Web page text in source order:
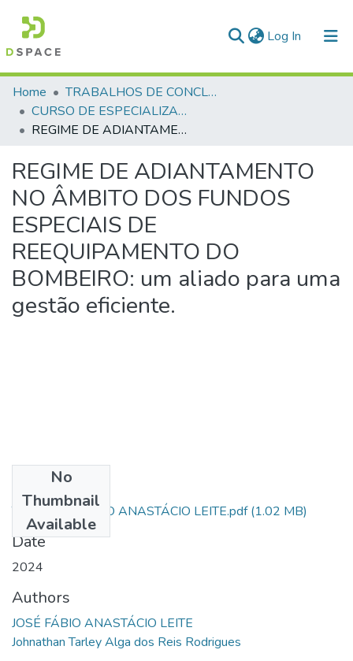
Log In (current)
Communities & Collections
All of DSpace
Home
TRABALHOS DE CONCLUSÃO DE CURSO - CEGESP (CURSO DE ESPECIALIZAÇÃO EM GERENCIAMENTO EM SEGURANÇA PÚBLICA)
CURSO DE ESPECIALIZAÇÃO EM GERENCIAMENTO EM SEGURANÇA PÚBLICA - CEGESP - 2024
REGIME DE ADIANTAMENTO NO ÂMBITO DOS FUNDOS ESPECIAIS DE REEQUIPAMENTO DO BOMBEIRO: um aliado para uma gestão eficiente.
REGIME DE ADIANTAMENTO
NO ÂMBITO DOS FUNDOS
ESPECIAIS DE
REEQUIPAMENTO DO
BOMBEIRO: um aliado para uma
gestão eficiente.
No
Thumbnail
Available
TCC - JOSÉ FÁBIO ANASTÁCIO LEITE.pdf(1.02 MB)
Date
2024
Authors
JOSÉ FÁBIO ANASTÁCIO LEITE
Johnathan Tarley Alga dos Reis Rodrigues